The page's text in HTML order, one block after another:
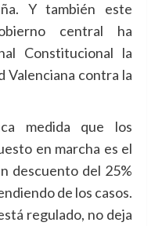
Y también este
central ha
Constitucional la
Valenciana contra la
medida que los
en marcha es el
descuento del 25%
de los casos.
regulado, no deja